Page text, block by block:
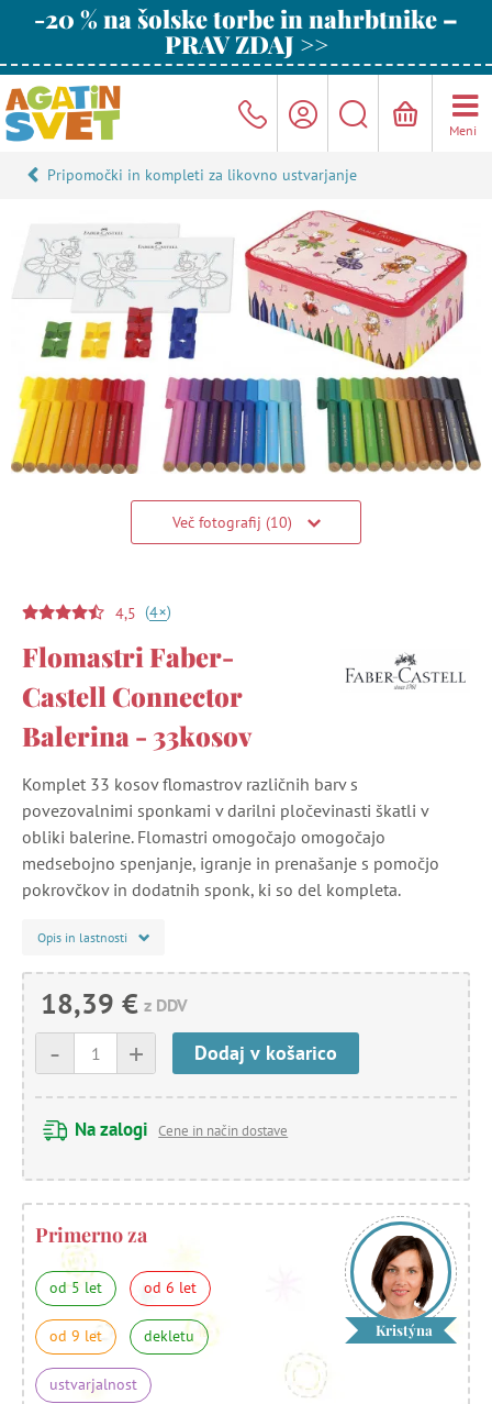
-20 % na šolske torbe in nahrbtnike –
PRAV ZDAJ >>
Meni
Pripomočki in kompleti za likovno ustvarjanje
Več fotografij (10)
4,5 (4+)
Flomastri Faber-
Castell Connector
Balerina - 33kosov
Komplet 33 kosov flomastrov različnih barv s
povezovalnimi sponkami v darilni pločevinasti škatli v
obliki balerine. Flomastri omogočajo omogočajo
medsebojno spenjanje, igranje in prenašanje s pomočjo
pokrovčkov in dodatnih sponk, ki so del kompleta.
Opis in lastnosti
18,39 € z DDV
+
- Dodaj v košarico
Na zalogi Cene in način dostave
Primerno za
od 5 let od 6 let
od 9 let dekletu
ustvarjalnost
Kristýna